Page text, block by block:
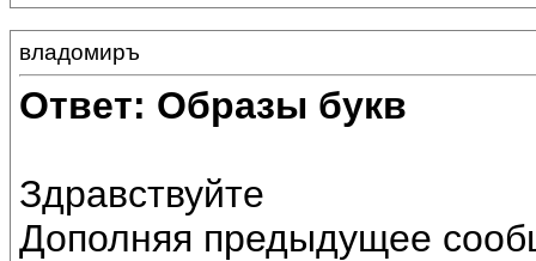
владомиръ
Ответ: Образы букв
Здравствуйте
Дополняя предыдущее